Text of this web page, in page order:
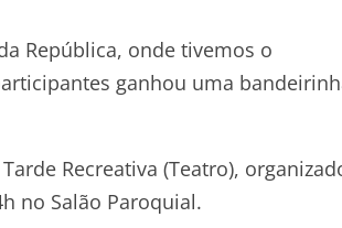
República, onde tivemos o
ganhou uma
Recreativa (Teatro),
no Salão Paroquial.